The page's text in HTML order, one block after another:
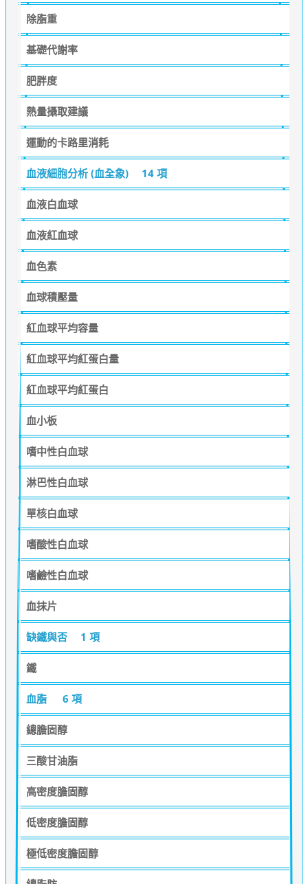
除脂重
基礎代謝率
肥胖度
熱量攝取建議
運動的卡路里消耗
血液細胞分析 (血全象) 14 項
血液白血球
血液紅血球
血色素
血球積壓量
紅血球平均容量
紅血球平均紅蛋白量
紅血球平均紅蛋白
血小板
嗜中性白血球
淋巴性白血球
單核白血球
嗜酸性白血球
嗜鹼性白血球
血抹片
缺鐵與否 1 項
鐵
血脂 6 項
總膽固醇
三酸甘油脂
高密度膽固醇
低密度膽固醇
極低密度膽固醇